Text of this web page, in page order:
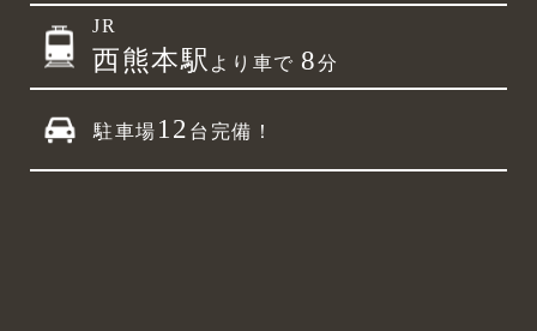
JR
西熊本駅 より車で 8分
駐車場 12 台完備！